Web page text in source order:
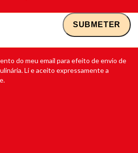
do meu email para efeito de envio de
Li e aceito expressamente a